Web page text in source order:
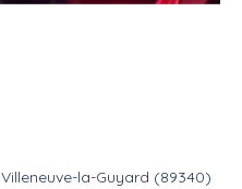
Villeneuve-la-Guyard (89340)